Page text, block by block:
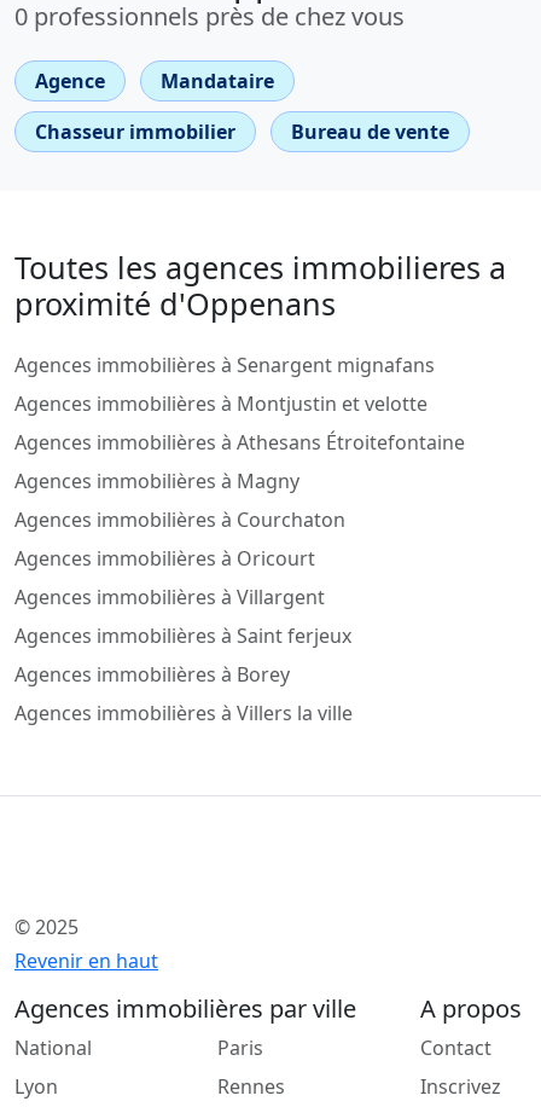
0 professionnels près de chez vous
Agence
Mandataire
Chasseur immobilier
Bureau de vente
Toutes les agences immobilieres a
proximité d'Oppenans
Agences immobilières à Senargent mignafans
Agences immobilières à Montjustin et velotte
Agences immobilières à Athesans Étroitefontaine
Agences immobilières à Magny
Agences immobilières à Courchaton
Agences immobilières à Oricourt
Agences immobilières à Villargent
Agences immobilières à Saint ferjeux
Agences immobilières à Borey
Agences immobilières à Villers la ville
© 2025
Revenir en haut
Agences immobilières par ville
National
Lyon
Paris
Rennes
A propos
Contact
Inscrivez